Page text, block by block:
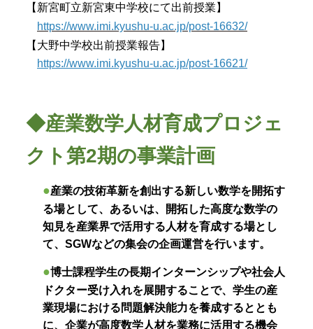
【新宮町立新宮東中学校にて出前授業】
https://www.imi.kyushu-u.ac.jp/post-16632/
【大野中学校出前授業報告】
https://www.imi.kyushu-u.ac.jp/post-16621/
◆産業数学人材育成プロジェ
クト第2期の事業計画
●産業の技術革新を創出する新しい数学を開拓す
る場として、あるいは、開拓した高度な数学の
知見を産業界で活用する人材を育成する場とし
て、SGWなどの集会の企画運営を行います。
●博士課程学生の長期インターンシップや社会人
ドクター受け入れを展開することで、学生の産
業現場における問題解決能力を養成するととも
に、企業が高度数学人材を業務に活用する機会